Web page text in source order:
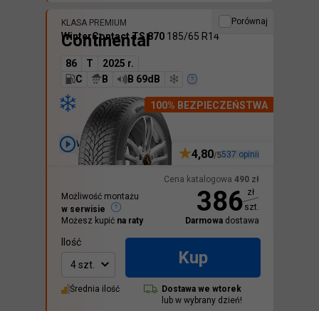
Porównaj
Wideo
KLASA PREMIUM
Continental
100% BEZPIECZEŃSTWA
WinterContact TS 870 185/65 R14
86 T
2025 r.
C
B B 69dB
Cena katalogowa 490 zł
386 zł
szt.
Darmowa dostawa
4,80/5537 opinii
Możliwość montażu
w serwisie
Możesz kupić na raty
Ilość
4 szt.
Kup
Średnia ilość Dostawa we wtorek
lub w wybrany dzień!